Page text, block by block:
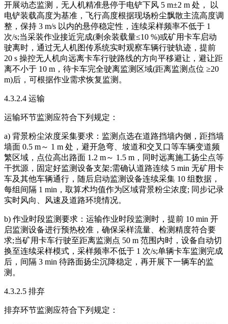
开展动态监测，无人机精准悬停于电铲下风 5 m±2 m 处， 以
电铲装载高度为基准，飞行高度根据现场粉尘飘散主流高度调
整，保持 3 m/s 以内的悬停稳定性，连续采样频率不低于 1
次/s;当采装作业接近完成(剩余装载量≤10 %)或矿用卡车启动
驶离时，通过无人机图传系统实时观察车辆行驶轨迹，提前
20 s 操控无人机向远离卡车行驶路线的方向平移避让，避让距
离不小于 10 m，待卡车完全驶离监测区域(距离监测点位 ≥20
m)后，可根据作业需求恢复监测。
4.3.2.4 运输
运输环节监测应符合下列规定：
a) 背景粉尘浓度采集要求：监测点选在道路挡墙内侧，距挡墙
墙面 0.5 m～ 1 m 处，避开急弯、坡道和交叉口等车辆变道频
繁区域，点位高出路面 1.2 m～ 1.5 m，同时远离施工扬尘点等
干扰源，固定好监测设备支架;需确认道路连续 5 min 无矿用卡
车及其他车辆通行，随后启动监测设备连续采集 10 组数据，
每组间隔 1 min，取算术均值作为区域背景粉尘浓度; 同步记录
实时风向、风速及道路环境情况。
b) 作业时段监测要求：运输作业时段监测时，提前 10 min 开
启监测设备进行预热校准，确保采样流量、检测精度符合要
求;当矿用卡车行驶至距离监测点 50 m 范围内时，设备自动切
换至连续采样模式，采样频率不低于 1 次/s;单辆卡车监测完成
后，间隔 3 min 待路面扬尘沉降稳定，再开展下一辆车的监
测。
4.3.2.5 排弃
排弃环节监测应符合下列规定：